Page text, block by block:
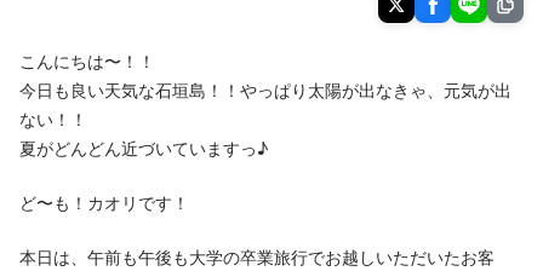
こんにちは〜！！
今日も良い天気な石垣島！！やっぱり太陽が出なきゃ、元気が出
ない！！
夏がどんどん近づいていますっ♪
ど〜も！カオリです！
本日は、午前も午後も大学の卒業旅行でお越しいただいたお客